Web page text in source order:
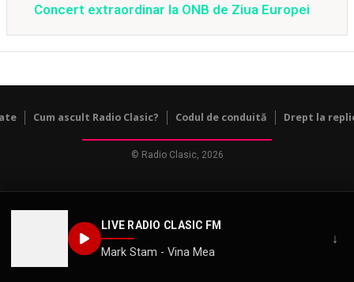
LIVE RADIO CLASIC FM
Mark Stam - Vina Mea
↓
Concert extraordinar la ONB de Ziua Europei
Cum ascult Radio Clasic? Codul de conduită Drept la
© Radio Clasic, 2026